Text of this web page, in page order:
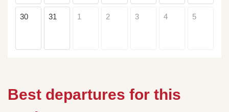
30 31 1 2 3 4 5
Best departures for this